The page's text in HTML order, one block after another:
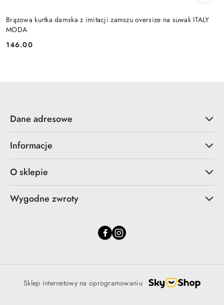
Brązowa kurtka damska z imitacji zamszu oversize na suwak ITALY
MODA
Cena:
146.00
Dane adresowe
Informacje
O sklepie
Wygodne zwroty
Sklep internetowy na oprogramowaniu